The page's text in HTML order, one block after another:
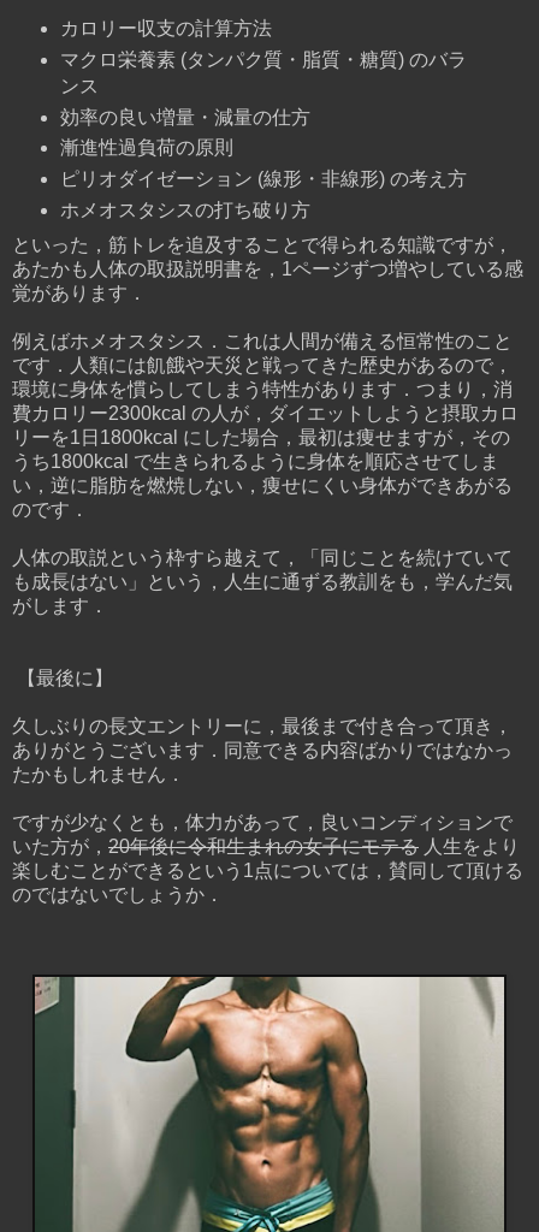
カロリー収支の計算方法
マクロ栄養素 (タンパク質・脂質・糖質) のバラ
ンス
効率の良い増量・減量の仕方
漸進性過負荷の原則
ピリオダイゼーション (線形・非線形) の考え方
ホメオスタシスの打ち破り方
といった，筋トレを追及することで得られる知識ですが，
あたかも人体の取扱説明書を，1ページずつ増やしている感
覚があります．
例えばホメオスタシス．これは人間が備える恒常性のこと
です．人類には飢餓や天災と戦ってきた歴史があるので，
環境に身体を慣らしてしまう特性があります．つまり，消
費カロリー2300kcal の人が，ダイエットしようと摂取カロ
リーを1日1800kcal にした場合，最初は痩せますが，その
うち1800kcal で生きられるように身体を順応させてしま
い，逆に脂肪を燃焼しない，痩せにくい身体ができあがる
のです．
人体の取説という枠すら越えて，「同じことを続けていて
も成長はない」という，人生に通ずる教訓をも，学んだ気
がします．
【最後に】
久しぶりの長文エントリーに，最後まで付き合って頂き，
ありがとうございます．同意できる内容ばかりではなかっ
たかもしれません．
ですが少なくとも，体力があって，良いコンディションで
いた方が， 20年後に令和生まれの女子にモテる 人生をより
楽しむことができるという1点については，賛同して頂ける
のではないでしょうか．